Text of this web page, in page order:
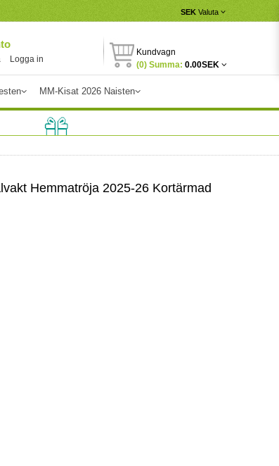
SEK Valuta
Logga in
Kundvagn
(0) Summa: 0.00SEK
MM-Kisat 2026 Naisten
Hemmatröja 2025-26 Kortärmad